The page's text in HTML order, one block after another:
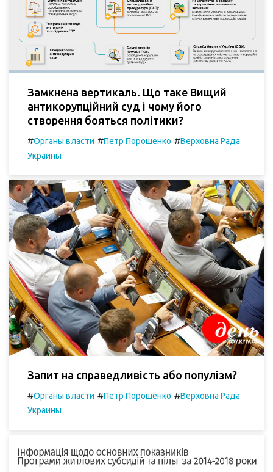
Замкнена вертикаль. Що таке Вищий
антикорупційний суд і чому його
створення бояться політики?
#Органы власти #Петр Порошенко #Верховна Рада
Украины
Запит на справедливість або популізм?
#Органы власти #Петр Порошенко #Верховна Рада
Украины